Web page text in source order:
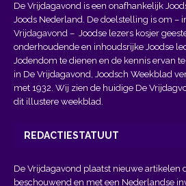
De Vrijdagavond is een onafhankelijk
Joods Nederland. De doelstelling is om –
Vrijdagavond – Joodse lezers kosjer
onderhoudende en inhoudsrijke Joodse
Jodendom te dienen en de kennis ervan
in De Vrijdagavond, Joodsch Weekblad
met 1932. Wij zien de huidige De
dit illustere weekblad.
REDACTIESTATUUT
De Vrijdagavond plaatst nieuwe artikelen
beschouwend en met een Nederlandse